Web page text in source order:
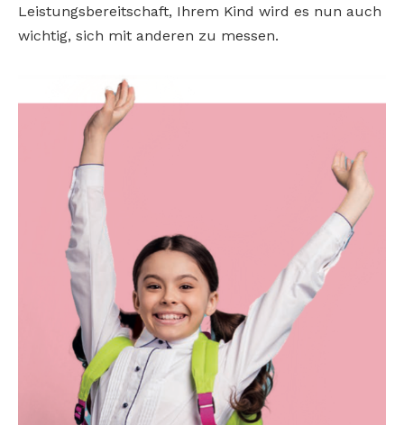
Leistungsbereitschaft, Ihrem Kind wird es nun auch
wichtig, sich mit anderen zu messen.